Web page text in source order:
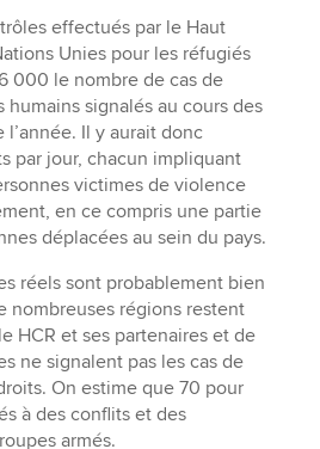
effectués par le Haut
Unies pour les réfugiés
000 le nombre de cas de
signalés au cours des
l’année. Il y aurait donc
par jour, chacun impliquant
victimes de violence
en ce compris une partie
déplacées au sein du pays.
réels sont probablement bien
nombreuses régions restent
HCR et ses partenaires et de
ne signalent pas les cas de
On estime que 70 pour
à des conflits et des
armés.